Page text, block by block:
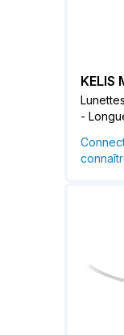
KELIS
-